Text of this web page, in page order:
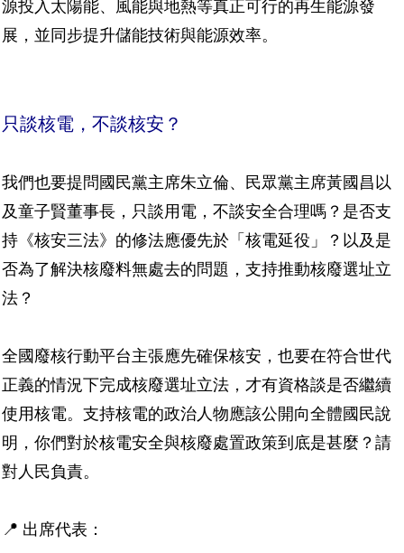
源投入太陽能、風能與地熱等真正可行的再生能源發
展，並同步提升儲能技術與能源效率。
只談核電，不談核安？
我們也要提問國民黨主席朱立倫、民眾黨主席黃國昌以
及童子賢董事長，只談用電，不談安全合理嗎？是否支
持《核安三法》的修法應優先於「核電延役」？以及是
否為了解決核廢料無處去的問題，支持推動核廢選址立
法？
全國廢核行動平台主張應先確保核安，也要在符合世代
正義的情況下完成核廢選址立法，才有資格談是否繼續
使用核電。支持核電的政治人物應該公開向全體國民說
明，你們對於核電安全與核廢處置政策到底是甚麼？請
對人民負責。
📍 出席代表：